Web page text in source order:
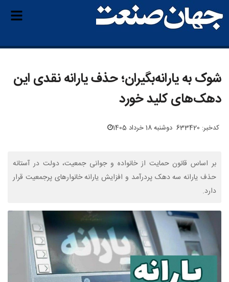
شوک به یارانه‌بگیران؛ حذف یارانه نقدی این
دهک‌های کلید خورد
کدخبر: 633420 دوشنبه 18 خرداد 1405
بر اساس قانون حمایت از خانواده و جوانی جمعیت، دولت در آستانه
حذف یارانه سه دهک پردرآمد و افزایش یارانه خانوار‌های پرجمعیت قرار
دارد.